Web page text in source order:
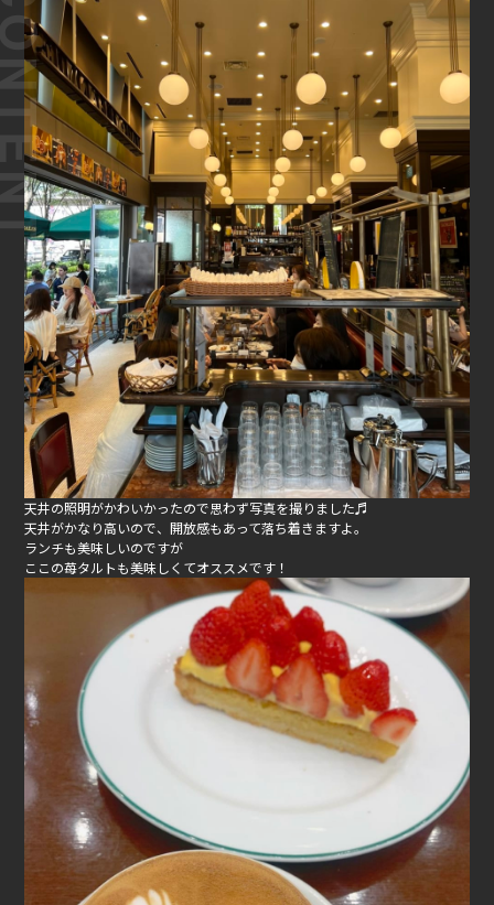
天井の照明がかわいかったので思わず写真を撮りました♬
天井がかなり高いので、開放感もあって落ち着きますよ。
ランチも美味しいのですが
ここの苺タルトも美味しくてオススメです！